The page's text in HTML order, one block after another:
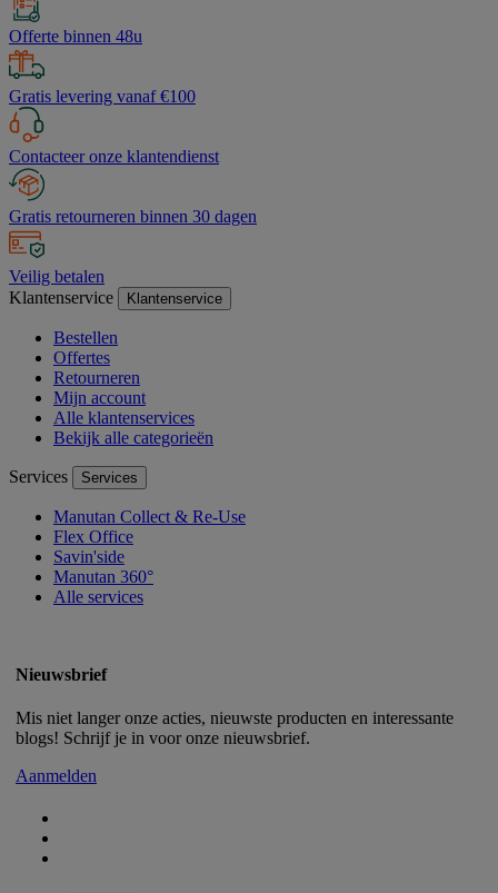
Offerte binnen 48u
Gratis levering vanaf €100
Contacteer onze klantendienst
Gratis retourneren binnen 30 dagen
Veilig betalen
Klantenservice
Klantenservice
Bestellen
Offertes
Retourneren
Mijn account
Alle klantenservices
Bekijk alle categorieën
Services Services
Manutan Collect & Re-Use
Flex Office
Savin'side
Manutan 360°
Alle services
Nieuwsbrief
Mis niet langer onze acties, nieuwste producten en interessante
blogs! Schrijf je in voor onze nieuwsbrief.
Aanmelden